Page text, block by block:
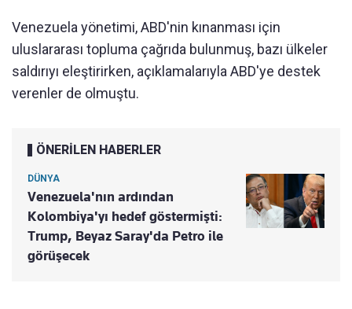
Venezuela yönetimi, ABD'nin kınanması için
uluslararası topluma çağrıda bulunmuş, bazı ülkeler
saldırıyı eleştirirken, açıklamalarıyla ABD'ye destek
verenler de olmuştu.
ÖNERİLEN HABERLER
DÜNYA
Venezuela'nın ardından
Kolombiya'yı hedef göstermişti:
Trump, Beyaz Saray'da Petro ile
görüşecek